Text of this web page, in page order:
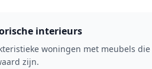
interieurs
woningen met meubels die
zijn.